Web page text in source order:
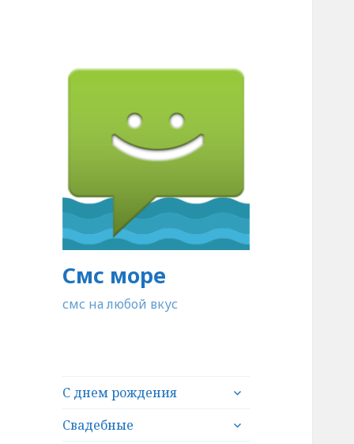
Смс море
смс на любой вкус
С днем рождения
раскрыть
меню
Свадебные
раскрыть